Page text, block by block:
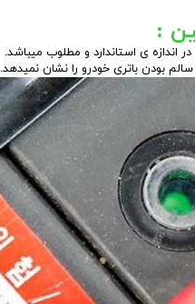
:
اندازه ی استاندارد و مطلوب میباشد.
بودن باتری خودرو را نشان نمیدهد.